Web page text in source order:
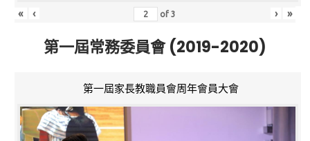
« ‹ of3 › »
第一屆常務委員會 (2019-2020)
第一屆家長教職員會周年會員大會